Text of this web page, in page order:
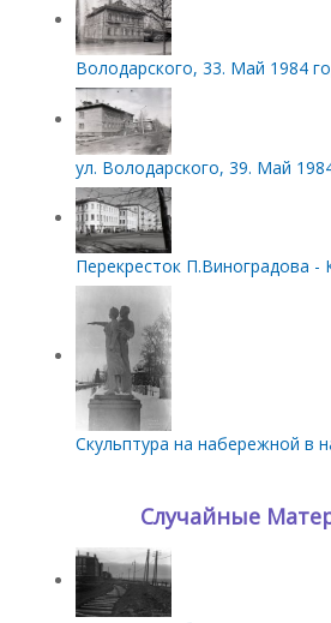
Володарского, 33. Май 1984
ул. Володарского, 39. Май
Перекресток П.Виноградова -
Скульптура на набережной в
Случайные